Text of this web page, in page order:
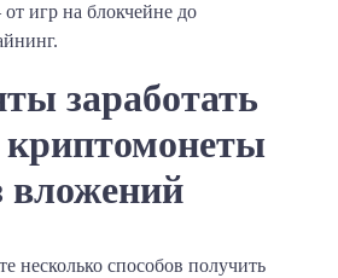
игр на блокчейне до
заработать
вложений
несколько способов получить